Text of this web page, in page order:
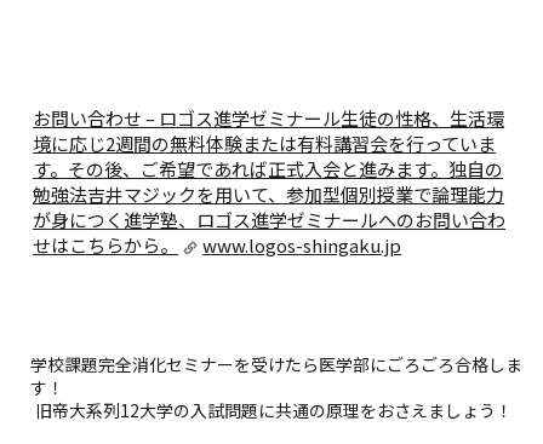
お問い合わせ – ロゴス進学ゼミナール生徒の性格、生活環
境に応じ2週間の無料体験または有料講習会を行っていま
す。その後、ご希望であれば正式入会と進みます。独自の
勉強法吉井マジックを用いて、参加型個別授業で論理能力
が身につく進学塾、ロゴス進学ゼミナールへのお問い合わ
せはこちらから。
www.logos-shingaku.jp
学校課題完全消化セミナーを受けたら医学部にごろごろ合格しま
す！
旧帝大系列12大学の入試問題に共通の原理をおさえましょう！